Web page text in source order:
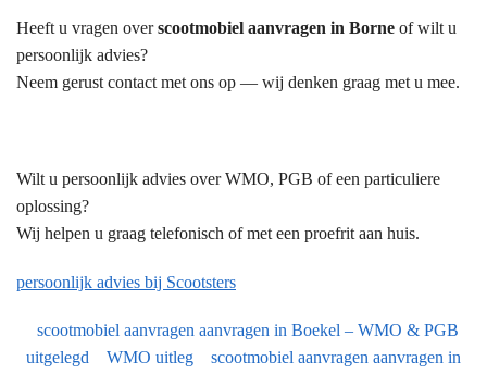
Heeft u vragen overscootmobiel aanvragen in Borne of wilt u
persoonlijk advies?
Neem gerust contact met ons op — wij denken graag met u mee.
Wilt u persoonlijk advies over WMO, PGB of een particuliere
oplossing?
Wij helpen u graag telefonisch of met een proefrit aan huis.
persoonlijk advies bij Scootsters
scootmobiel aanvragen aanvragen in Boekel – WMO & PGB
uitgelegd
WMO uitleg
scootmobiel aanvragen aanvragen in